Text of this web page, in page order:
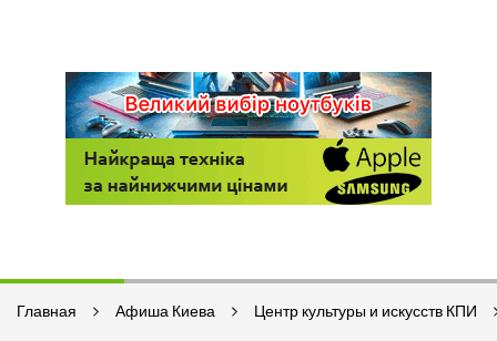
Главная Афиша Киева Центр культуры и искусств КПИ